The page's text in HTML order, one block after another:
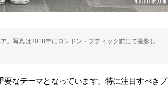
。写真は2018年にロンドン・ブティック前にて撮影し
なテーマとなっています。特に注目すべきプ